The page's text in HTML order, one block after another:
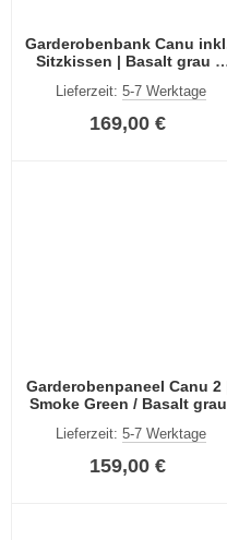
Garderobenbank Canu
Sitzkissen | Basalt grau /
Lieferzeit: 5-7 Werktage
169,00 €
Garderobenpaneel Canu 2
Smoke Green / Basalt grau
Lieferzeit: 5-7 Werktage
159,00 €